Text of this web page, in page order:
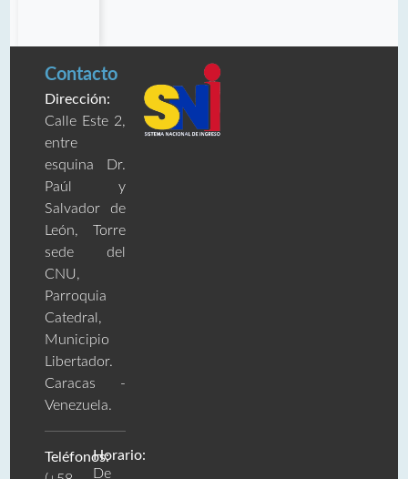
Contacto
Dirección:
Calle Este 2,
entre
esquina Dr.
Paúl y
Salvador de
León, Torre
sede del
CNU,
Parroquia
Catedral,
Municipio
Libertador.
Caracas -
Venezuela.
Teléfonos:Horario:
De